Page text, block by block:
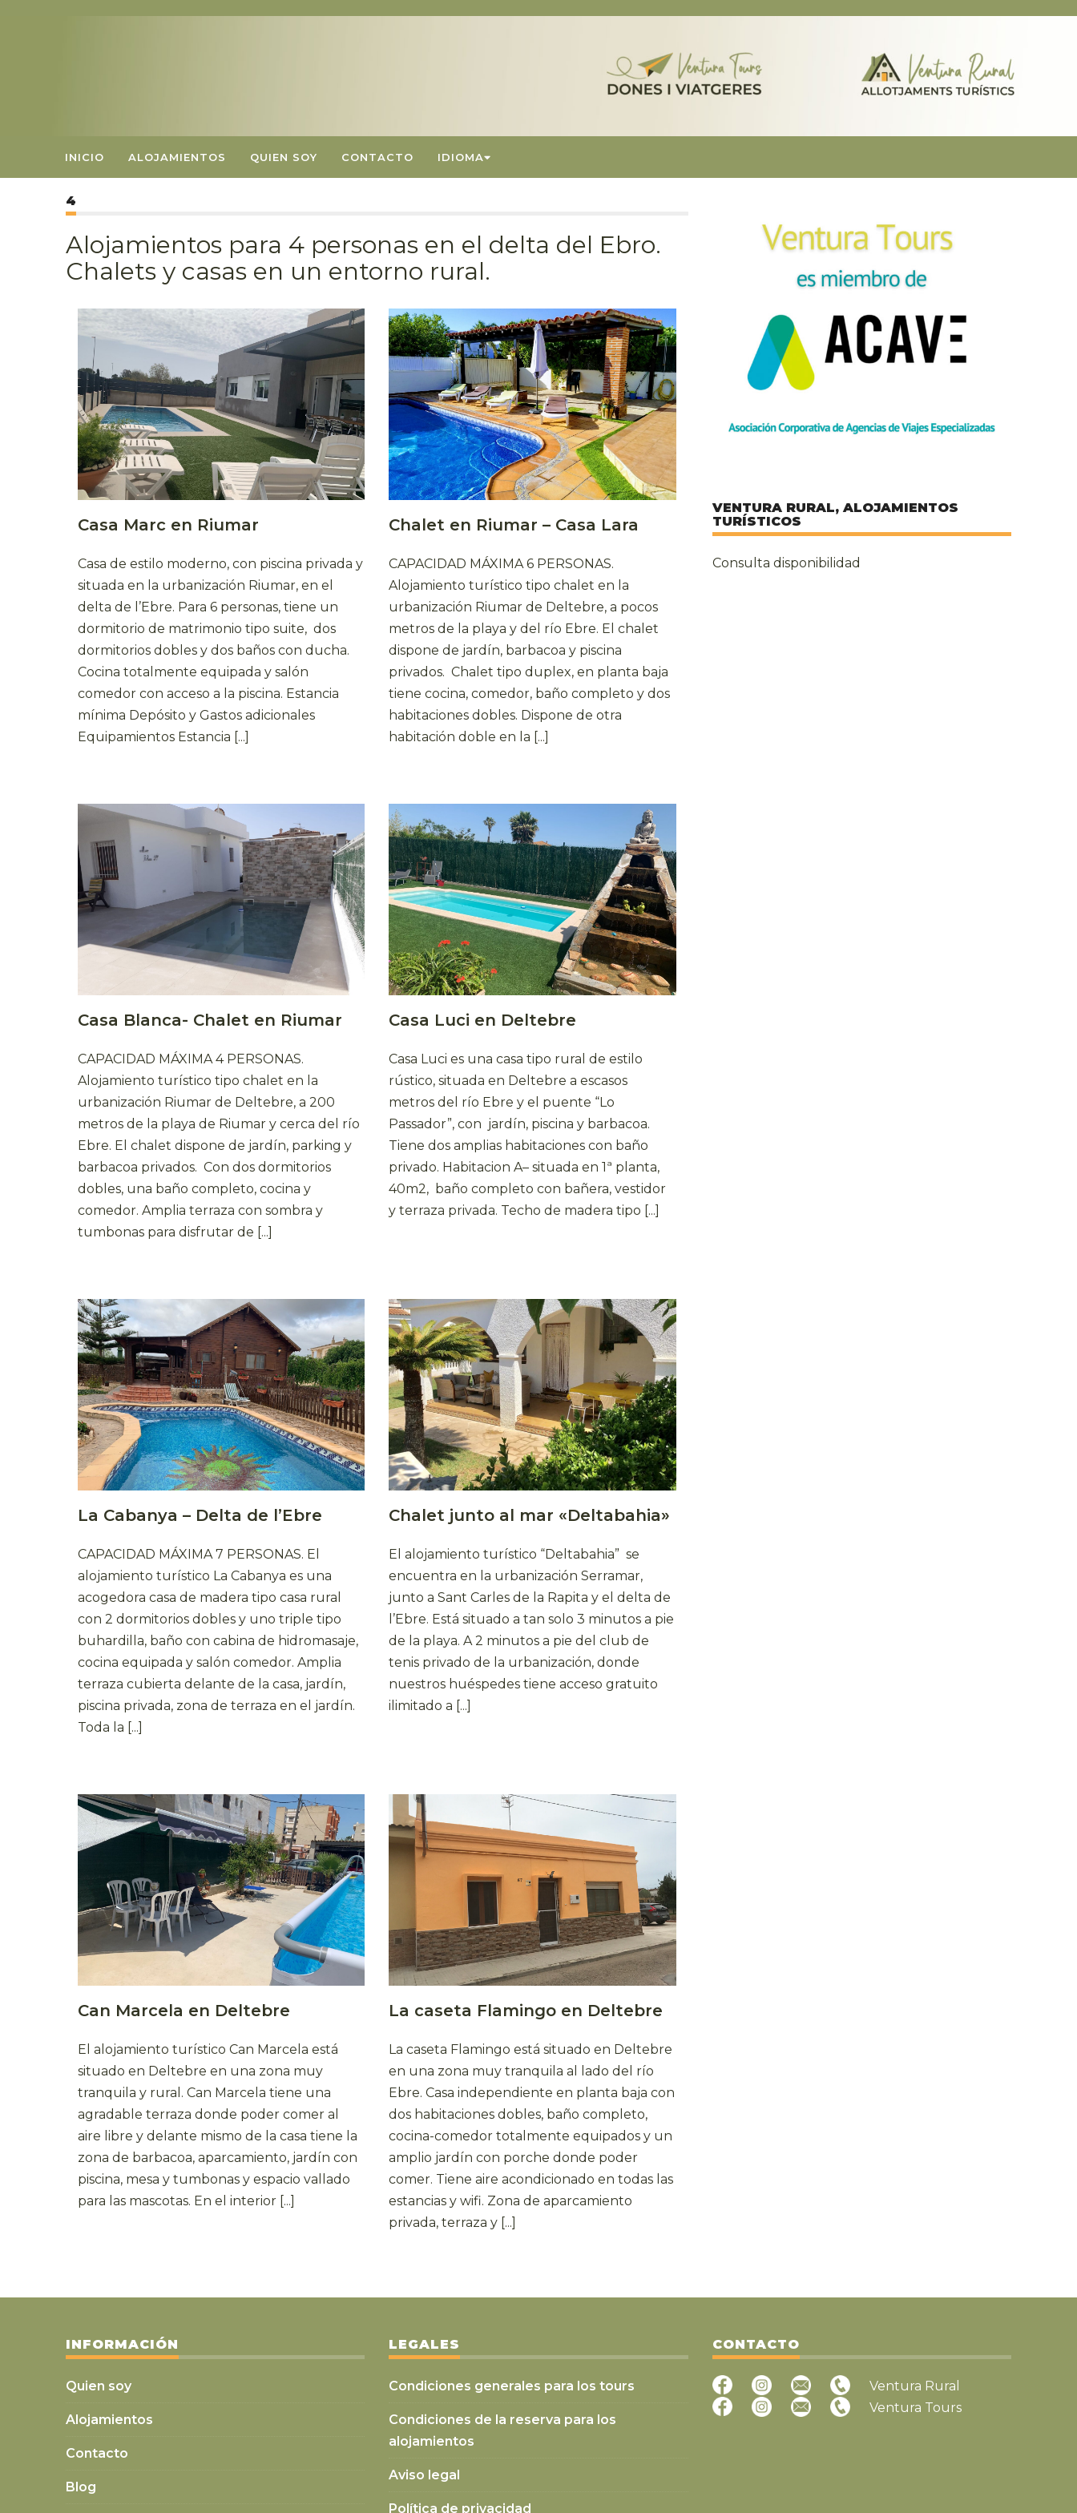
INICIO ALOJAMIENTOS QUIEN SOY CONTACTO IDIOMA
4
Alojamientos para 4 personas en el delta del Ebro.
Chalets y casas en un entorno rural.
Casa Marc en Riumar
Casa de estilo moderno, con piscina privada y
situada en la urbanización Riumar, en el
delta de l’Ebre. Para 6 personas, tiene un
dormitorio de matrimonio tipo suite, dos
dormitorios dobles y dos baños con ducha.
Cocina totalmente equipada y salón
comedor con acceso a la piscina. Estancia
mínima Depósito y Gastos adicionales
Equipamientos Estancia [...]
Chalet en Riumar – Casa Lara
CAPACIDAD MÁXIMA 6 PERSONAS.
Alojamiento turístico tipo chalet en la
urbanización Riumar de Deltebre, a pocos
metros de la playa y del río Ebre. El chalet
dispone de jardín, barbacoa y piscina
privados. Chalet tipo duplex, en planta baja
tiene cocina, comedor, baño completo y dos
habitaciones dobles. Dispone de otra
habitación doble en la [...]
Casa Blanca- Chalet en Riumar
CAPACIDAD MÁXIMA 4 PERSONAS.
Alojamiento turístico tipo chalet en la
urbanización Riumar de Deltebre, a 200
metros de la playa de Riumar y cerca del río
Ebre. El chalet dispone de jardín, parking y
barbacoa privados. Con dos dormitorios
dobles, una baño completo, cocina y
comedor. Amplia terraza con sombra y
tumbonas para disfrutar de [...]
Casa Luci en Deltebre
Casa Luci es una casa tipo rural de estilo
rústico, situada en Deltebre a escasos
metros del río Ebre y el puente “Lo
Passador”, con jardín, piscina y barbacoa.
Tiene dos amplias habitaciones con baño
privado. Habitacion A– situada en 1ª planta,
40m2, baño completo con bañera, vestidor
y terraza privada. Techo de madera tipo [...]
La Cabanya – Delta de l’Ebre
CAPACIDAD MÁXIMA 7 PERSONAS. El
alojamiento turístico La Cabanya es una
acogedora casa de madera tipo casa rural
con 2 dormitorios dobles y uno triple tipo
buhardilla, baño con cabina de hidromasaje,
cocina equipada y salón comedor. Amplia
terraza cubierta delante de la casa, jardín,
piscina privada, zona de terraza en el jardín.
Toda la [...]
Chalet junto al mar «Deltabahia»
El alojamiento turístico “Deltabahia” se
encuentra en la urbanización Serramar,
junto a Sant Carles de la Rapita y el delta de
l’Ebre. Está situado a tan solo 3 minutos a pie
de la playa. A 2 minutos a pie del club de
tenis privado de la urbanización, donde
nuestros huéspedes tiene acceso gratuito
ilimitado a [...]
Can Marcela en Deltebre
El alojamiento turístico Can Marcela está
situado en Deltebre en una zona muy
tranquila y rural. Can Marcela tiene una
agradable terraza donde poder comer al
aire libre y delante mismo de la casa tiene la
zona de barbacoa, aparcamiento, jardín con
piscina, mesa y tumbonas y espacio vallado
para las mascotas. En el interior [...]
La caseta Flamingo en Deltebre
La caseta Flamingo está situado en Deltebre
en una zona muy tranquila al lado del río
Ebre. Casa independiente en planta baja con
dos habitaciones dobles, baño completo,
cocina-comedor totalmente equipados y un
amplio jardín con porche donde poder
comer. Tiene aire acondicionado en todas las
estancias y wifi. Zona de aparcamiento
privada, terraza y [...]
VENTURA RURAL, ALOJAMIENTOS
TURÍSTICOS
Consulta disponibilidad
INFORMACIÓN
Quien soy
Alojamientos
Contacto
Blog
LEGALES
Condiciones generales para los tours
Condiciones de la reserva para los
alojamientos
Aviso legal
Política de privacidad
CONTACTO
Ventura Rural
Ventura Tours